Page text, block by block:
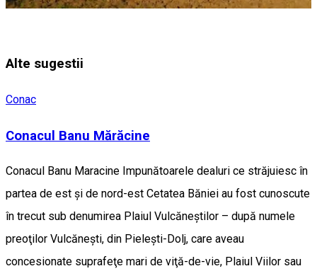
Alte sugestii
Conac
Conacul Banu Mărăcine
Conacul Banu Maracine Impunătoarele dealuri ce străjuiesc în
partea de est şi de nord-est Cetatea Băniei au fost cunoscute
în trecut sub denumirea Plaiul Vulcăneştilor – după numele
preoţilor Vulcăneşti, din Pieleşti-Dolj, care aveau
concesionate suprafeţe mari de viţă-de-vie, Plaiul Viilor sau